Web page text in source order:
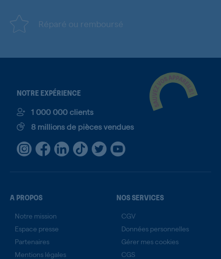
Réparé ou remboursé
NOTRE EXPÉRIENCE
1 000 000 clients
8 millions de pièces vendues
A PROPOS
Notre mission
Espace presse
Partenaires
Mentions légales
NOS SERVICES
CGV
Données personnelles
Gérer mes cookies
CGS